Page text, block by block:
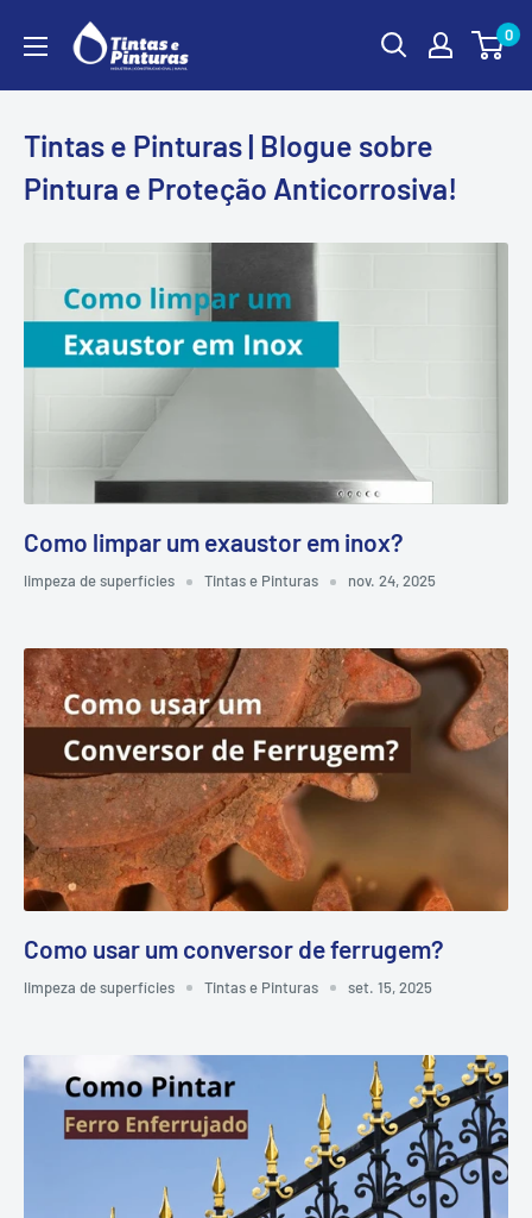
para
0
Tintas e Pinturas | Blogue sobre
Pintura e Proteção Anticorrosiva!
Como limpar um exaustor em inox?
limpeza de superfícies Tintas e Pinturas nov. 24, 2025
Como usar um conversor de ferrugem?
limpeza de superfícies Tintas e Pinturas set. 15, 2025